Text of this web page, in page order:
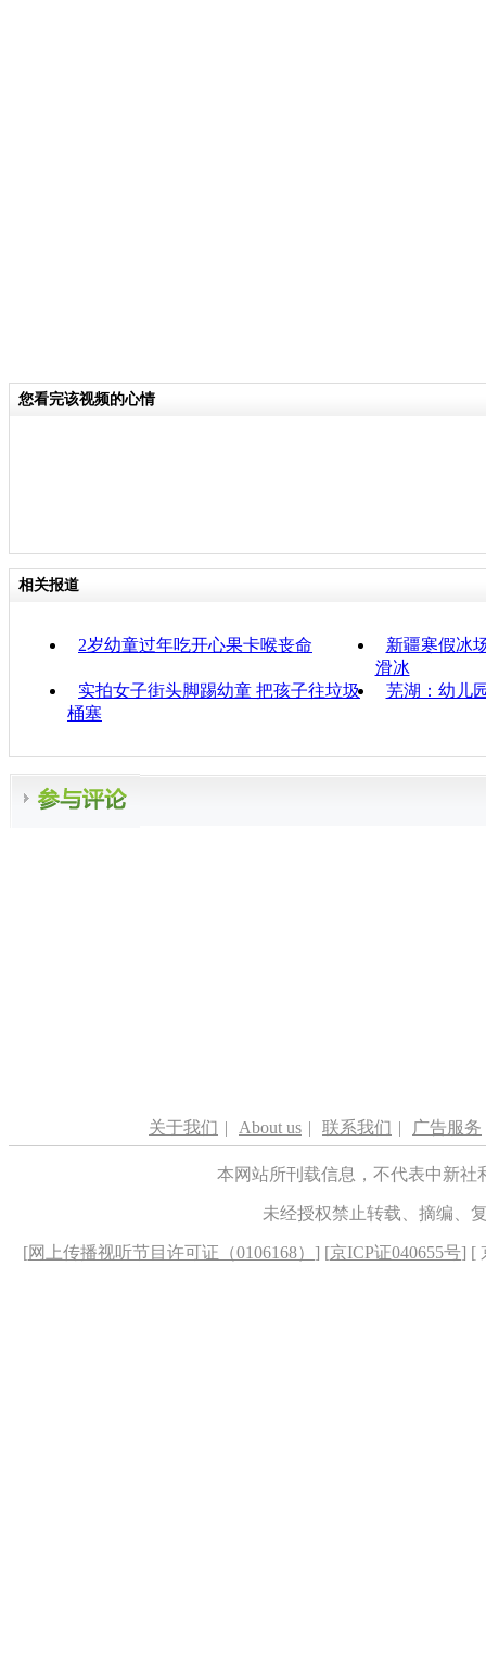
您看完该视频的心情
相关报道
2岁幼童过年吃开心果卡喉丧命
新疆寒假冰
滑冰
实拍女子街头脚踢幼童 把孩子往垃圾
桶塞
芜湖：幼儿
关于我们 | About us | 联系我们 | 广告服务
本网站所刊载信息，不代表中新
未经授权禁止转载、摘编、
[网上传播视听节目许可证（0106168） ] [京ICP证040655号] [